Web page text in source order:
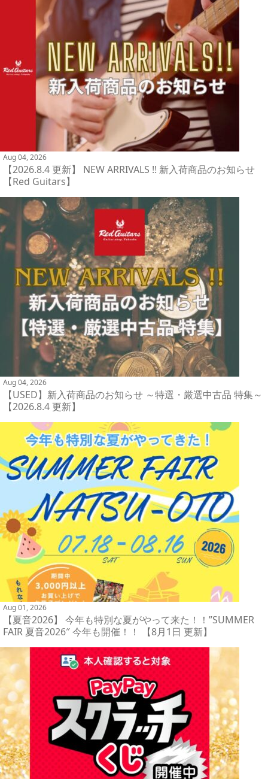
Aug 04, 2026
【2026.8.4 更新】 NEW ARRIVALS !! 新入荷商品のお知らせ
【Red Guitars】
Aug 04, 2026
【USED】新入荷商品のお知らせ ～特選・厳選中古品 特集～
【2026.8.4 更新】
Aug 01, 2026
【夏音2026】 今年も特別な夏がやって来た！！”SUMMER
FAIR 夏音2026″ 今年も開催！！ 【8月1日 更新】